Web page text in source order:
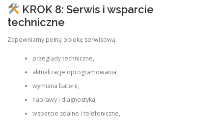
KROK 8: Serwis i wsparcie
techniczne
Zapewniamy pełną opiekę serwisową:
przeglądy techniczne,
aktualizacje oprogramowania,
wymiana baterii,
naprawy i diagnostyka,
wsparcie zdalne i telefoniczne,